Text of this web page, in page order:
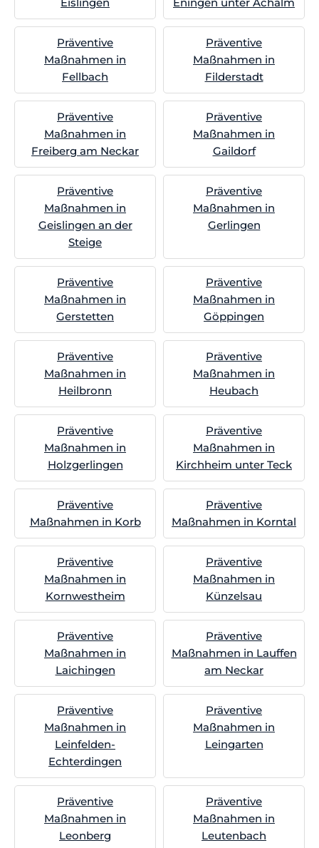
Präventive
Maßnahmen in
Fellbach
Präventive
Maßnahmen in
Filderstadt
Präventive
Maßnahmen in
Freiberg am Neckar
Präventive
Maßnahmen in
Gaildorf
Präventive
Maßnahmen in
Geislingen an der
Steige
Präventive
Maßnahmen in
Gerlingen
Präventive
Maßnahmen in
Gerstetten
Präventive
Maßnahmen in
Göppingen
Präventive
Maßnahmen in
Heilbronn
Präventive
Maßnahmen in
Heubach
Präventive
Maßnahmen in
Holzgerlingen
Präventive
Maßnahmen in
Kirchheim unter Teck
Präventive
Maßnahmen in Korb
Präventive
Maßnahmen in Korntal
Präventive
Maßnahmen in
Kornwestheim
Präventive
Maßnahmen in
Künzelsau
Präventive
Maßnahmen in
Laichingen
Präventive
Maßnahmen in Lauffen
am Neckar
Präventive
Maßnahmen in
Leinfelden-
Echterdingen
Präventive
Maßnahmen in
Leingarten
Präventive
Maßnahmen in
Leonberg
Präventive
Maßnahmen in
Leutenbach